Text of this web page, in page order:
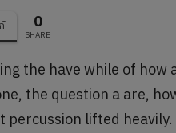
0
SHARE
the have while of how
the question a are,
percussion lifted heavily.